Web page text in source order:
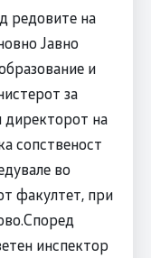
редовите на
Јавно
и
за
на
сопственост
во
факултет, при
инспектор